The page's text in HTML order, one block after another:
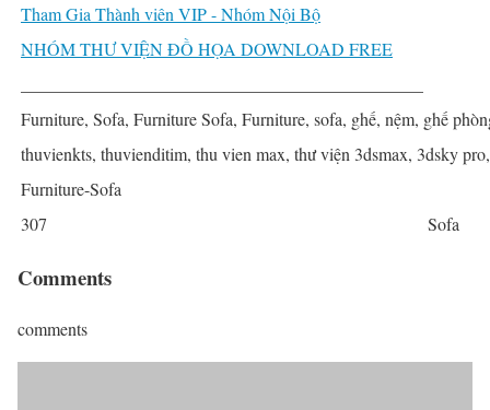
Tham Gia Thành viên VIP - Nhóm Nội Bộ
NHÓM THƯ VIỆN ĐỒ HỌA DOWNLOAD FREE
Furniture, Sofa, Furniture Sofa, Furniture, sofa, ghế, nệm, ghế
thuvienkts, thuvienditim, thu vien max, thư viện 3dsmax, 3dsky
Furniture-Sofa
307
Sofa
Comments
comments